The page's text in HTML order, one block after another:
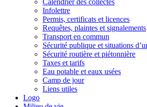
Infolettre
Permis, certificats et licences
Requêtes, plaintes et signalements
Transport en commun
Sécurité publique et situations
Sécurité routière et piétonnière
Taxes et tarifs
Eau potable et eaux usées
Camp de jour
Liens utiles
Logo